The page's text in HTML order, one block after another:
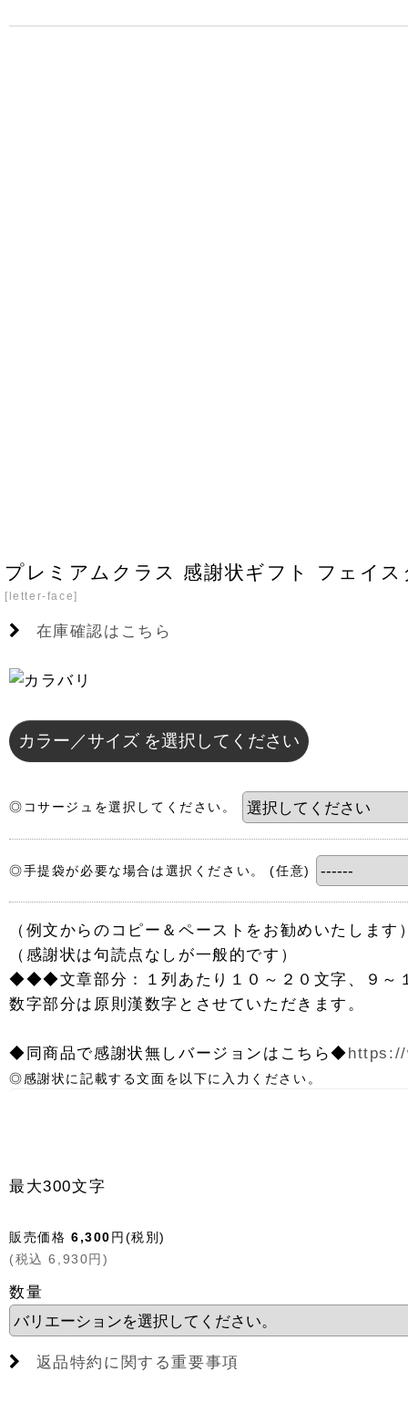
プレミアムクラス 感謝状ギフト フェイ
[ letter-face]
在庫確認はこちら
カラー／サイズ を選択してください
◎コサージュを選択してください。
◎手提袋が必要な場合は選択ください。(任意)
（例文からのコピー＆ペーストをお勧めいたします
（感謝状は句読点なしが一般的です）
◆◆◆文章部分：１列あたり１０～２０文字、９
数字部分は原則漢数字とさせていただきます。
◆同商品で感謝状無しバージョンはこちら◆https://
◎感謝状に記載する文面を以下に入力ください。
最大300文字
販売価格 6,300円 (税別)
(税込 6,930円)
数量
返品特約に関する重要事項